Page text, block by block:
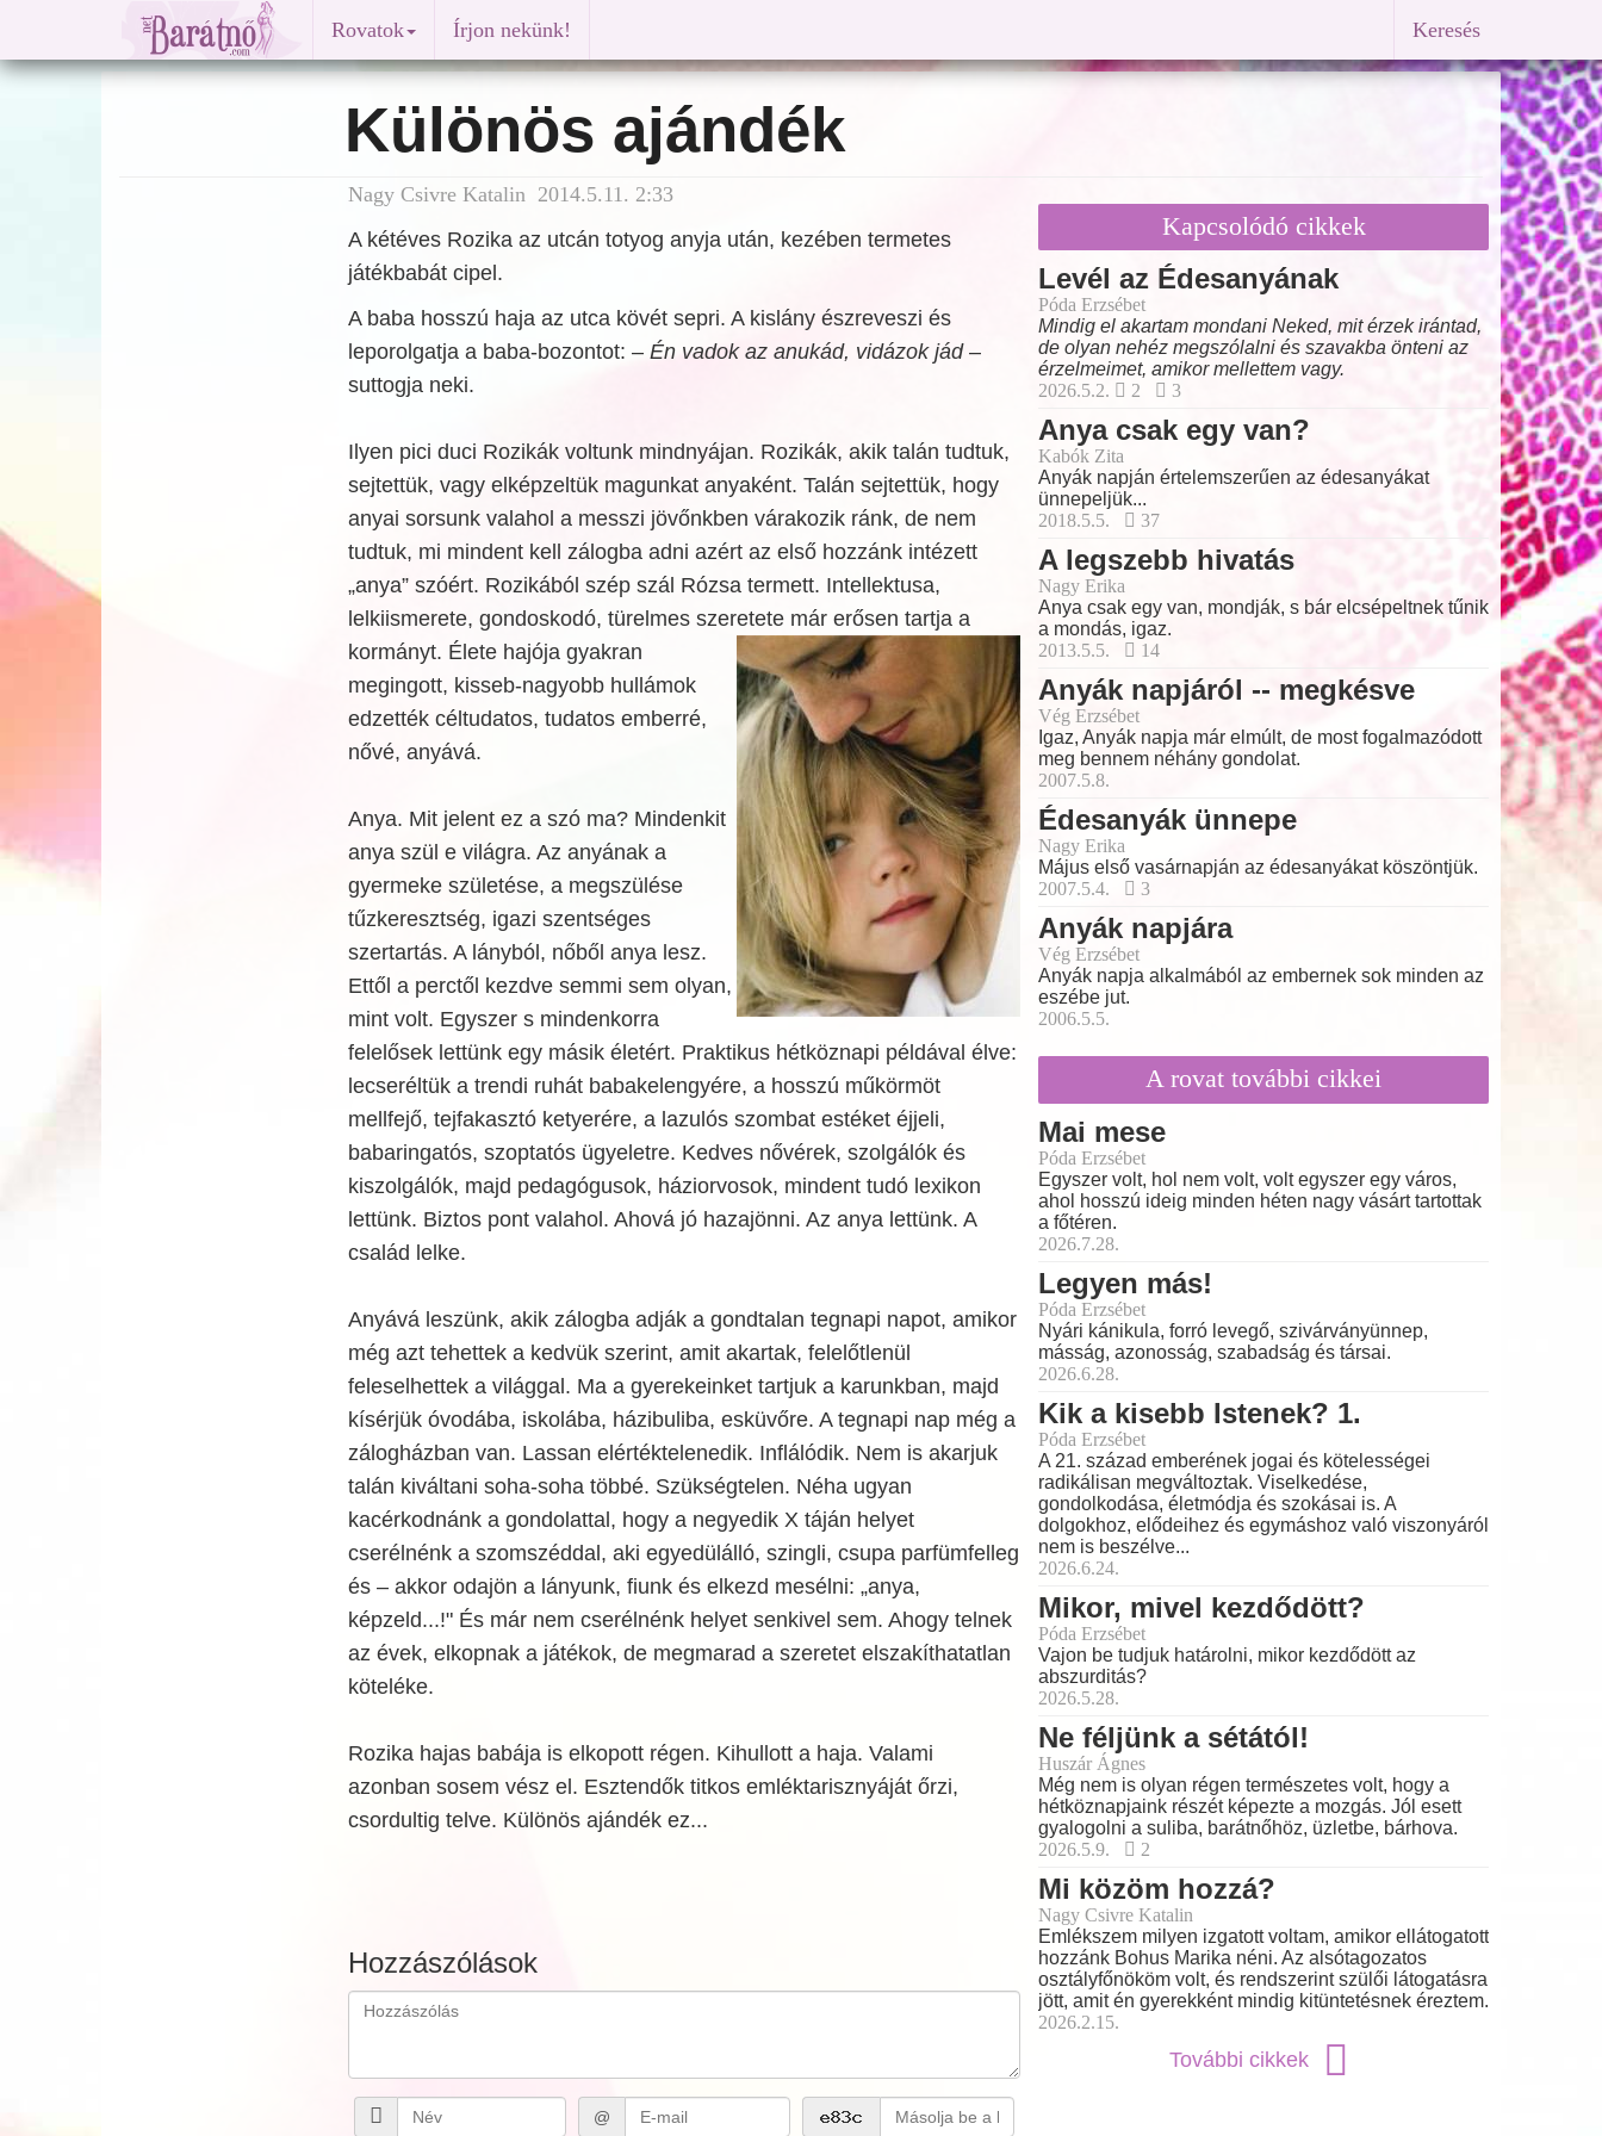
Rovatok Írjon nekünk! Keresés
Különös ajándék
Nagy Csivre Katalin 2014.5.11. 2:33
A kétéves Rozika az utcán totyog anyja után, kezében termetes
játékbabát cipel.
A baba hosszú haja az utca kövét sepri. A kislány észreveszi és
leporolgatja a baba-bozontot: –Én vadok az anukád, vidázok jád–
suttogja neki.
Ilyen pici duci Rozikák voltunk mindnyájan. Rozikák, akik talán tudtuk,
sejtettük, vagy elképzeltük magunkat anyaként. Talán sejtettük, hogy
anyai sorsunk valahol a messzi jövőnkben várakozik ránk, de nem
tudtuk, mi mindent kell zálogba adni azért az első hozzánk intézett
„anya” szóért. Rozikából szép szál Rózsa termett. Intellektusa,
lelkiismerete, gondoskodó, türelmes szeretete már erősen tartja a
kormányt. Élete hajója gyakran
megingott, kisseb-nagyobb hullámok
edzették céltudatos, tudatos emberré,
nővé, anyává.
Anya. Mit jelent ez a szó ma? Mindenkit
anya szül e világra. Az anyának a
gyermeke születése, a megszülése
tűzkeresztség, igazi szentséges
szertartás. A lányból, nőből anya lesz.
Ettől a perctől kezdve semmi sem olyan,
mint volt. Egyszer s mindenkorra
felelősek lettünk egy másik életért. Praktikus hétköznapi példával élve:
lecseréltük a trendi ruhát babakelengyére, a hosszú műkörmöt
mellfejő, tejfakasztó ketyerére, a lazulós szombat estéket éjjeli,
babaringatós, szoptatós ügyeletre. Kedves nővérek, szolgálók és
kiszolgálók, majd pedagógusok, háziorvosok, mindent tudó lexikon
lettünk. Biztos pont valahol. Ahová jó hazajönni. Az anya lettünk. A
család lelke.
Anyává leszünk, akik zálogba adják a gondtalan tegnapi napot, amikor
még azt tehettek a kedvük szerint, amit akartak, felelőtlenül
feleselhettek a világgal. Ma a gyerekeinket tartjuk a karunkban, majd
kísérjük óvodába, iskolába, házibuliba, esküvőre. A tegnapi nap még a
zálogházban van. Lassan elértéktelenedik. Inflálódik. Nem is akarjuk
talán kiváltani soha-soha többé. Szükségtelen. Néha ugyan
kacérkodnánk a gondolattal, hogy a negyedik X táján helyet
cserélnénk a szomszéddal, aki egyedülálló, szingli, csupa parfümfelleg
és – akkor odajön a lányunk, fiunk és elkezd mesélni: „anya,
képzeld...!" És már nem cserélnénk helyet senkivel sem. Ahogy telnek
az évek, elkopnak a játékok, de megmarad a szeretet elszakíthatatlan
köteléke.
Rozika hajas babája is elkopott régen. Kihullott a haja. Valami
azonban sosem vész el. Esztendők titkos emléktarisznyáját őrzi,
csordultig telve. Különös ajándék ez...
Hozzászólások
@
Kapcsolódó cikkek
Levél az Édesanyának
Póda Erzsébet
Mindig el akartam mondani Neked, mit érzek irántad,
de olyan nehéz megszólalni és szavakba önteni az
érzelmeimet, amikor mellettem vagy.
2026.5.2.
2 3
Anya csak egy van?
Kabók Zita
Anyák napján értelemszerűen az édesanyákat
ünnepeljük...
2018.5.5.
37
A legszebb hivatás
Nagy Erika
Anya csak egy van, mondják, s bár elcsépeltnek tűnik
a mondás, igaz.
2013.5.5.
14
Anyák napjáról -- megkésve
Vég Erzsébet
Igaz, Anyák napja már elmúlt, de most fogalmazódott
meg bennem néhány gondolat.
2007.5.8.
Édesanyák ünnepe
Nagy Erika
Május első vasárnapján az édesanyákat köszöntjük.
2007.5.4.
3
Anyák napjára
Vég Erzsébet
Anyák napja alkalmából az embernek sok minden az
eszébe jut.
2006.5.5.
A rovat további cikkei
Mai mese
Póda Erzsébet
Egyszer volt, hol nem volt, volt egyszer egy város,
ahol hosszú ideig minden héten nagy vásárt tartottak
a főtéren.
2026.7.28.
Legyen más!
Póda Erzsébet
Nyári kánikula, forró levegő, szivárványünnep,
másság, azonosság, szabadság és társai.
2026.6.28.
Kik a kisebb Istenek? 1.
Póda Erzsébet
A 21. század emberének jogai és kötelességei
radikálisan megváltoztak. Viselkedése,
gondolkodása, életmódja és szokásai is. A
dolgokhoz, elődeihez és egymáshoz való viszonyáról
nem is beszélve...
2026.6.24.
Mikor, mivel kezdődött?
Póda Erzsébet
Vajon be tudjuk határolni, mikor kezdődött az
abszurditás?
2026.5.28.
Ne féljünk a sétától!
Huszár Ágnes
Még nem is olyan régen természetes volt, hogy a
hétköznapjaink részét képezte a mozgás. Jól esett
gyalogolni a suliba, barátnőhöz, üzletbe, bárhova.
2026.5.9.
2
Mi közöm hozzá?
Nagy Csivre Katalin
Emlékszem milyen izgatott voltam, amikor ellátogatott
hozzánk Bohus Marika néni. Az alsótagozatos
osztályfőnököm volt, és rendszerint szülői látogatásra
jött, amit én gyerekként mindig kitüntetésnek éreztem.
2026.2.15.
További cikkek